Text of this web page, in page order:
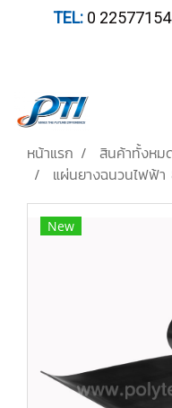
TEL:0
หน้าแรก สินค้าทั้งหม
แผ่นยางฉนวนไฟฟ้
New